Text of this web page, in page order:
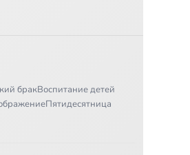
бракВоспитание детей
Пятидесятница